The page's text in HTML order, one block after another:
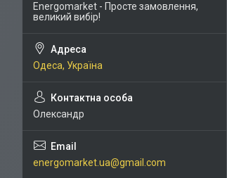
Energomarket - Просте замовлення,
великий вибір!
Одеса, Україна
Олександр
energomarket.ua@gmail.com